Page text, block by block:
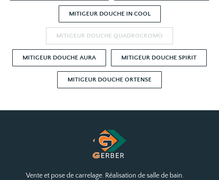
MITIGEUR DOUCHE IN COOL
MITIGEUR DOUCHE QUADROCROMO
MITIGEUR DOUCHE AURA MITIGEUR DOUCHE SPIRIT
MITIGEUR DOUCHE ORTENSE
Vente et pose de carrelage. Réalisation de salle de bain.